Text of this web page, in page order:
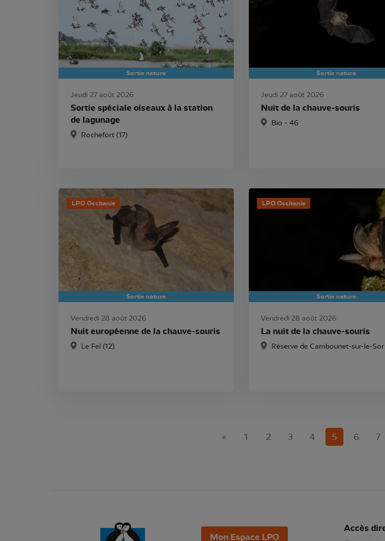
Sortie nature
Jeudi 27 août 2026
Sortie spéciale oiseaux à la station
de lagunage
Rochefort (17)
Sortie nature
Jeudi 27 août 2026
Nuit de la chauve-souris
Bio - 46
LPO Occitanie
Sortie nature
Vendredi 28 août 2026
Nuit européenne de la chauve-souris
Le Fel (12)
LPO Occitanie
Sortie nature
Vendredi 28 août 2026
La nuit de la chauve-souris
Réserve de Cambounet-sur-le-Sor
« 1 2 3 4 5(current)
6 7
Mon Espace LPO
Accès